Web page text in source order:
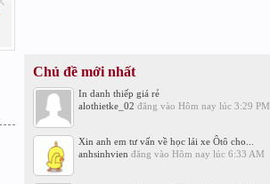
Chủ đề mới nhất
In danh thiếp giá rẻ
alothietke_02 đăng vào Hôm nay lúc 3:29 PM
Xin anh em tư vấn về học lái xe Ôtô cho...
anhsinhvien đăng vào Hôm nay lúc 6:33 AM